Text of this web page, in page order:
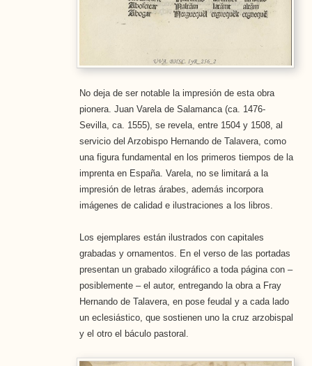
No deja de ser notable la impresión de esta obra
pionera. Juan Varela de Salamanca (ca. 1476-
Sevilla, ca. 1555), se revela, entre 1504 y 1508, al
servicio del Arzobispo Hernando de Talavera, como
una figura fundamental en los primeros tiempos de la
imprenta en España. Varela, no se limitará a la
impresión de letras árabes, además incorpora
imágenes de calidad e ilustraciones a los libros.
Los ejemplares están ilustrados con capitales
grabadas y ornamentos. En el verso de las portadas
presentan un grabado xilográfico a toda página con –
posiblemente – el autor, entregando la obra a Fray
Hernando de Talavera, en pose feudal y a cada lado
un eclesiástico, que sostienen uno la cruz arzobispal
y el otro el báculo pastoral.